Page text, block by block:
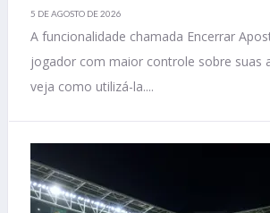
5 DE AGOSTO DE 2026
A funcionalidade chamada Encerrar
jogador com maior controle sobre suas
veja como utilizá-la....